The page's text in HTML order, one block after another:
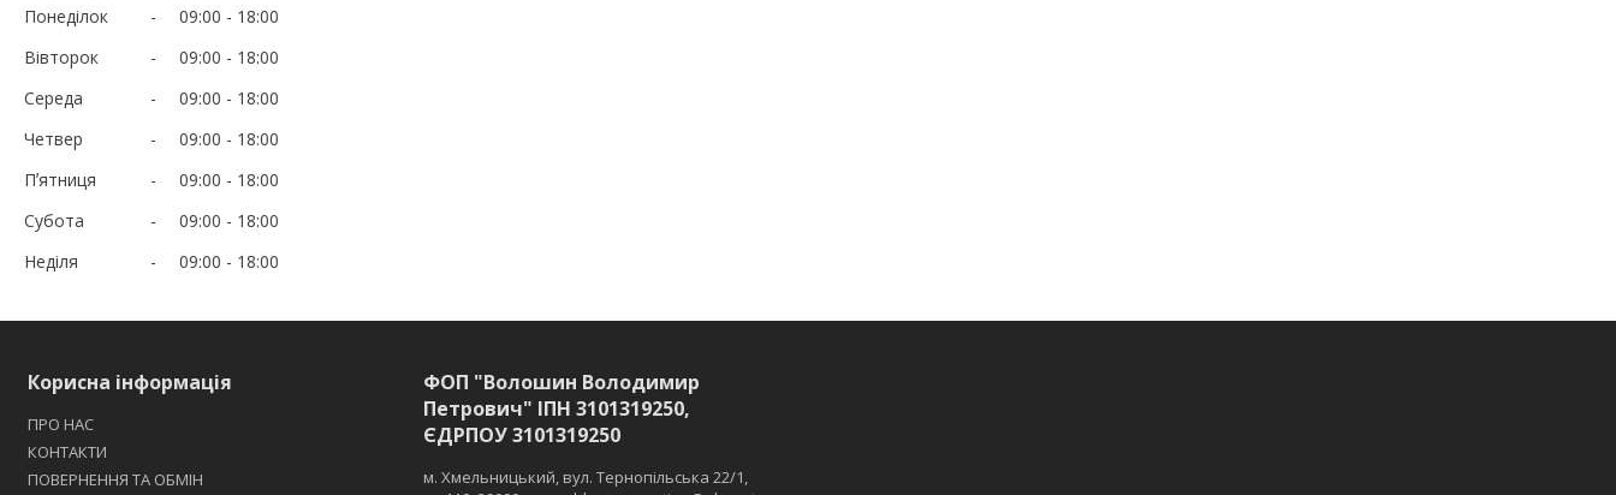
Понеділок 09:00
18:00
Вівторок
09:00
18:00
Середа
09:00
18:00
Четвер
09:00
18:00
Пʼятниця
09:00
18:00
Субота
09:00
18:00
Неділя
09:00 18:00
Корисна інформація
ПРО НАС
КОНТАКТИ
ПОВЕРНЕННЯ ТА ОБМІН
ФОП "Волошин Володимир
Петрович" ІПН 3101319250,
ЄДРПОУ 3101319250
м. Хмельницький, вул. Тернопільська 22/1,